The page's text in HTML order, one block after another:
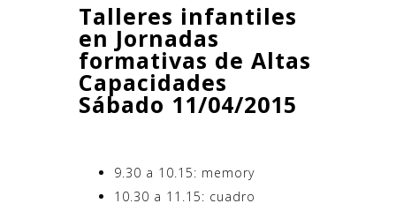
Talleres infantiles
en Jornadas
formativas de Altas
Capacidades
Sábado 11/04/2015
9.30 a 10.15: memory
10.30 a 11.15: cuadro